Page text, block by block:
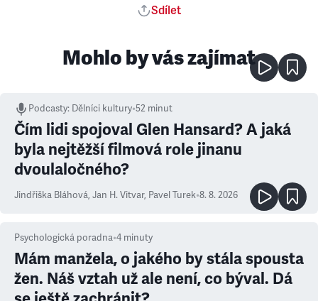
Sdílet
Mohlo by vás zajímat
Podcasty: Dělníci kultury•52 minut
Čím lidi spojoval Glen Hansard? A jaká
byla nejtěžší filmová role jinanu
dvoulaločného?
Jindřiška Bláhová, Jan H. Vitvar, Pavel Turek•8. 8. 2026
Psychologická poradna•4 minuty
Mám manžela, o jakého by stála spousta
žen. Náš vztah už ale není, co býval. Dá